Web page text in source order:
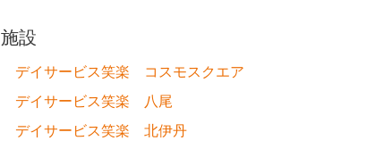
施設
デイサービス笑楽 コスモスクエア
デイサービス笑楽 八尾
デイサービス笑楽 北伊丹